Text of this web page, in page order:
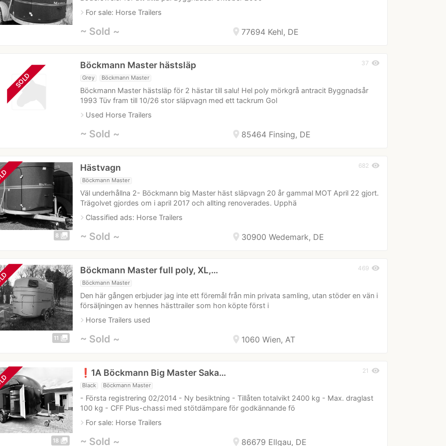
navigate_nextFor sale: Horse Trailers
location_on 77694 Kehl, DE
~ Sold ~
SOLD
Böckmann Master hästsläp
Grey Böckmann Master
Böckmann Master hästsläp för 2 hästar till salu! Hel poly mörkgrå antracit Byggnadsår
1993 Tüv fram till 10/26 stor släpvagn med ett tackrum Gol
navigate_nextUsed Horse Trailers
37 visibility
location_on 85464 Finsing, DE
~ Sold ~
8 photo_library
Hästvagn
Böckmann Master
Väl underhållna 2- Böckmann big Master häst släpvagn 20 år gammal MOT April 22 gjort.
Trägolvet gjordes om i april 2017 och allting renoverades. Upphä
navigate_nextClassified ads: Horse Trailers
682 visibility
location_on 30900 Wedemark, DE
~ Sold ~
11 photo_library
Böckmann Master full poly, XL,…
Böckmann Master
Den här gången erbjuder jag inte ett föremål från min privata samling, utan stöder en vän i
försäljningen av hennes hästtrailer som hon köpte först i
navigate_nextHorse Trailers used
469 visibility
location_on 1060 Wien, AT
~ Sold ~
18 photo_library
❗1A Böckmann Big Master Saka…
Black Böckmann Master
- Första registrering 02/2014 - Ny besiktning - Tillåten totalvikt 2400 kg - Max. draglast
100 kg - CFF Plus-chassi med stötdämpare för godkännande fö
navigate_nextFor sale: Horse Trailers
21 visibility
location_on 86679 Ellgau, DE
~ Sold ~